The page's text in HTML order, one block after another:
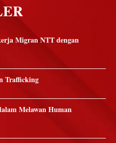
Migran NTT dengan
Trafficking
Melawan Human